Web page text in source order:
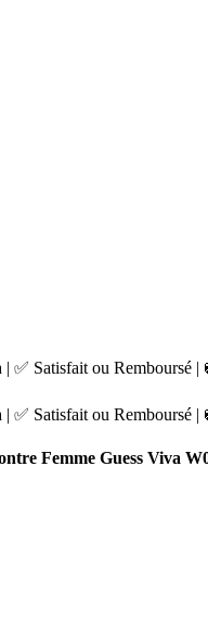
✅ Satisfait ou
✅ Satisfait ou
Femme Guess Viva